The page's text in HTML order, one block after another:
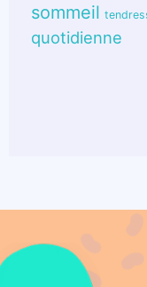
sommeil
quotidienne